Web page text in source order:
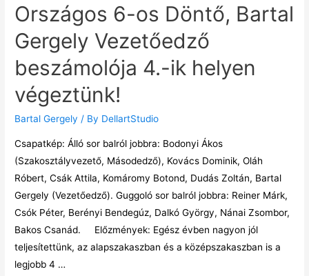
Országos 6-os Döntő, Bartal
Gergely Vezetőedző
beszámolója 4.-ik helyen
végeztünk!
Bartal Gergely / By DellartStudio
Csapatkép: Álló sor balról jobbra: Bodonyi Ákos
(Szakosztályvezető, Másodedző), Kovács Dominik, Oláh
Róbert, Csák Attila, Komáromy Botond, Dudás Zoltán, Bartal
Gergely (Vezetőedző). Guggoló sor balról jobbra: Reiner Márk,
Csók Péter, Berényi Bendegúz, Dalkó György, Nánai Zsombor,
Bakos Csanád. Előzmények: Egész évben nagyon jól
teljesítettünk, az alapszakaszban és a középszakaszban is a
legjobb 4 …